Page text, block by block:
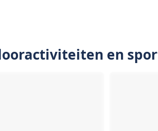
en